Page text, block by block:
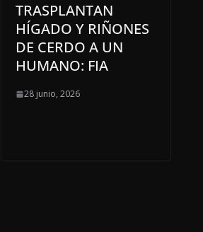
TRASPLANTAN
HÍGADO Y RIÑONES
DE CERDO A UN
HUMANO: FIA
28 junio, 2026